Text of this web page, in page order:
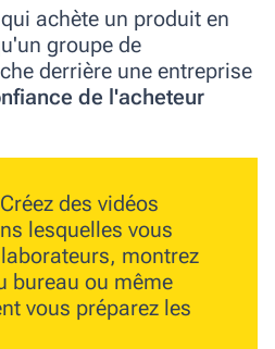
achète un produit en
groupe de
derrière une entreprise
de l'acheteur
Créez des vidéos
lesquelles vous
montrez
bureau ou même
vous préparez les